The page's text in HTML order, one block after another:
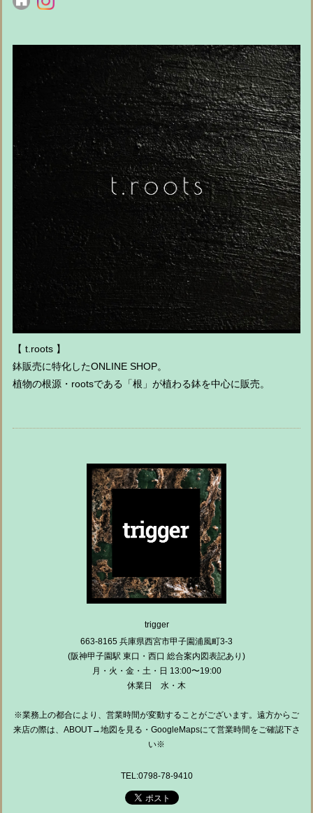
【 t.roots 】
鉢販売に特化したONLINE SHOP。
植物の根源・rootsである「根」が植わる鉢を中心に販売。
trigger
663-8165 兵庫県西宮市甲子園浦風町3-3
(阪神甲子園駅 東口・西口 総合案内図表記あり)
月・火・金・土・日 13:00〜19:00
休業日 水・木
※業務上の都合により、営業時間が変動することがございます。遠方からご
来店の際は、ABOUT→地図を見る・GoogleMapsにて営業時間をご確認下さ
い※
TEL:0798-78-9410